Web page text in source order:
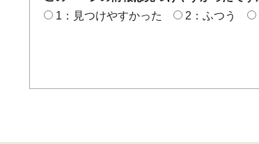
1：見つけやすかった
2：ふつう